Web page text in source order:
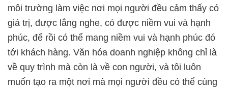
môi trường làm việc nơi mọi người đều cảm thấy có
giá trị, được lắng nghe, có được niềm vui và hạnh
phúc, để rồi có thể mang niềm vui và hạnh phúc đó
tới khách hàng. Văn hóa doanh nghiệp không chỉ là
về quy trình mà còn là về con người, và tôi luôn
muốn tạo ra một nơi mà mọi người đều có thể cùng